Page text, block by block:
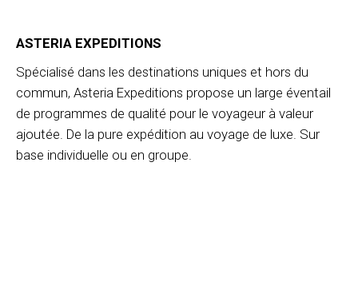
ASTERIA EXPEDITIONS
Spécialisé dans les destinations uniques et hors du
commun, Asteria Expeditions propose un large éventail
de programmes de qualité pour le voyageur à valeur
ajoutée. De la pure expédition au voyage de luxe. Sur
base individuelle ou en groupe.